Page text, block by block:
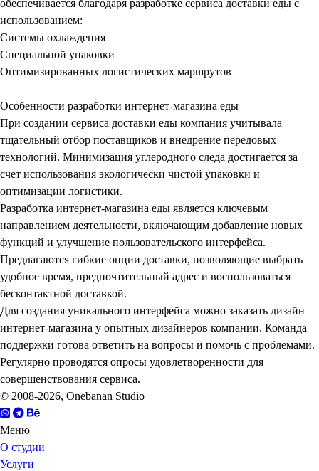
обеспечивается благодаря разработке сервиса доставки еды с
использованием:
Системы охлаждения
Специальной упаковки
Оптимизированных логистических маршрутов
Особенности разработки интернет-магазина еды
При создании сервиса доставки еды компания учитывала
тщательный отбор поставщиков и внедрение передовых
технологий. Минимизация углеродного следа достигается за
счет использования экологически чистой упаковки и
оптимизации логистики.
Разработка интернет-магазина еды является ключевым
направлением деятельности, включающим добавление новых
функций и улучшение пользовательского интерфейса.
Предлагаются гибкие опции доставки, позволяющие выбрать
удобное время, предпочтительный адрес и воспользоваться
бесконтактной доставкой.
Для создания уникального интерфейса можно заказать дизайн
интернет-магазина у опытных дизайнеров компании. Команда
поддержки готова ответить на вопросы и помочь с проблемами.
Регулярно проводятся опросы удовлетворенности для
совершенствования сервиса.
© 2008-2026, Onebanan Studio
Меню
О студии
Услуги